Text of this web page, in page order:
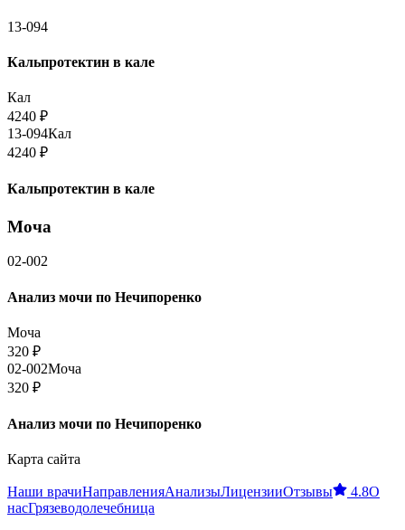
13-094
Кальпротектин в кале
Кал
4240 ₽
13-094Кал
4240 ₽
Кальпротектин в кале
Моча
02-002
Анализ мочи по Нечипоренко
Моча
320 ₽
02-002Моча
320 ₽
Анализ мочи по Нечипоренко
Карта сайта
Наши врачиНаправленияАнализыЛицензииОтзывы 4.8О
насГрязеводолечебница